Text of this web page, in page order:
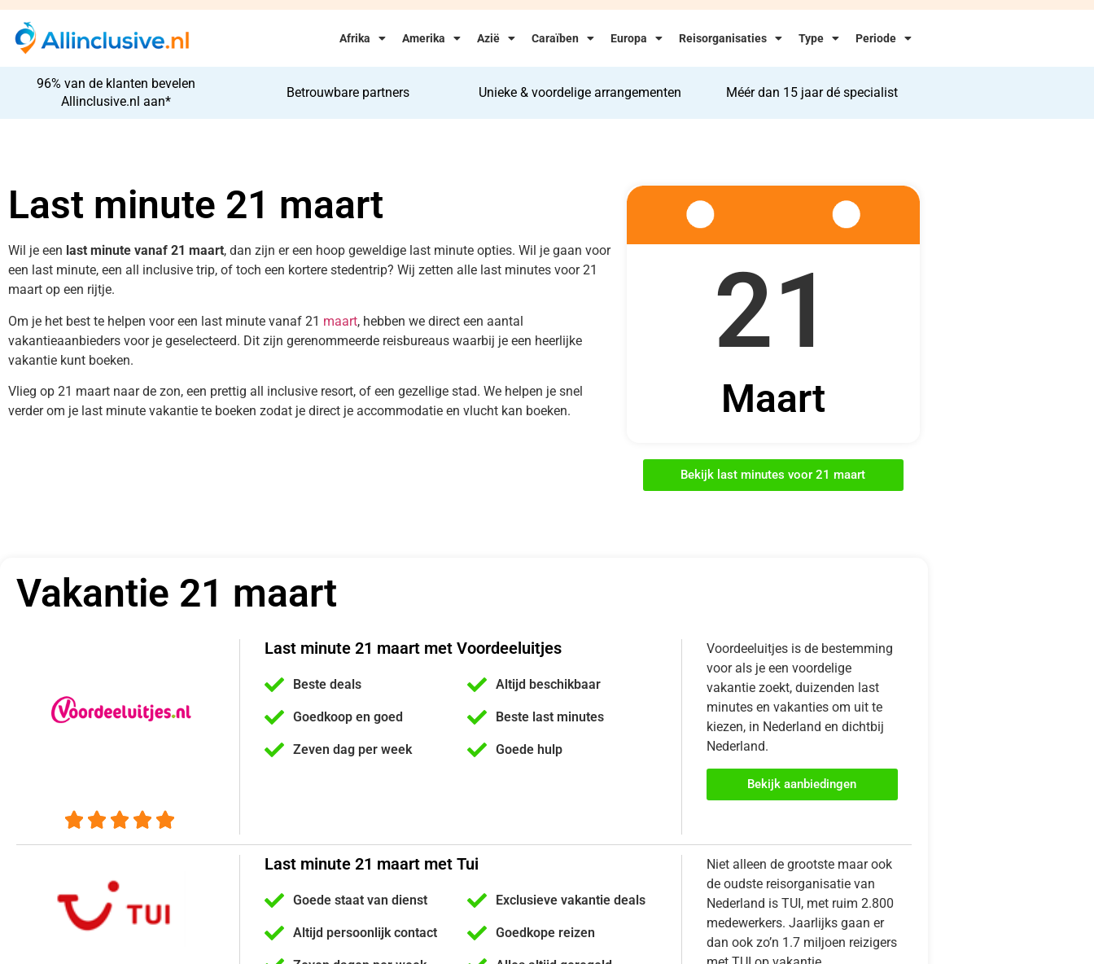
Afrika Amerika Azië Caraïben Europa Reisorganisaties Type Periode
96% van de klanten bevelen
Allinclusive.nl aan*
Betrouwbare partners Unieke & voordelige arrangementen Méér dan 15 jaar dé specialist
Last minute 21 maart
Wil je een last minute vanaf 21 maart, dan zijn er een hoop geweldige last minute opties. Wil je gaan voor
een last minute, een all inclusive trip, of toch een kortere stedentrip? Wij zetten alle last minutes voor 21
maart op een rijtje.
Om je het best te helpen voor een last minute vanaf 21 maart, hebben we direct een aantal
vakantieaanbieders voor je geselecteerd. Dit zijn gerenommeerde reisbureaus waarbij je een heerlijke
vakantie kunt boeken.
Vlieg op 21 maart naar de zon, een prettig all inclusive resort, of een gezellige stad. We helpen je snel
verder om je last minute vakantie te boeken zodat je direct je accommodatie en vlucht kan boeken.
21
Maart
Bekijk last minutes voor 21 maart
Vakantie 21 maart
    
Last minute 21 maart met Voordeeluitjes
Beste deals
Goedkoop en goed
Zeven dag per week
Altijd beschikbaar
Beste last minutes
Goede hulp
Voordeeluitjes is de bestemming
voor als je een voordelige
vakantie zoekt, duizenden last
minutes en vakanties om uit te
kiezen, in Nederland en dichtbij
Nederland.
Bekijk aanbiedingen
Last minute 21 maart met Tui
Goede staat van dienst
Altijd persoonlijk contact
Exclusieve vakantie deals
Goedkope reizen
Niet alleen de grootste maar ook
de oudste reisorganisatie van
Nederland is TUI, met ruim 2.800
medewerkers. Jaarlijks gaan er
dan ook zo’n 1.7 miljoen reizigers